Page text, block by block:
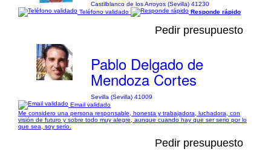
Castilblanco de los Arroyos (Sevilla) 41230
Teléfono validado
Responde rápido
Pedir presupuesto
Pablo Delgado de
Mendoza Cortes
Sevilla (Sevilla) 41009
Email validado
Me considero una persona responsable, honesta y trabajadora, luchadora, con
visión de futuro y sobre todo muy alegre, aunque cuando hay que ser serio por lo
que sea, soy serio.
Pedir presupuesto